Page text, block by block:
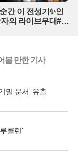
간 이 전성기✨인
의 라이브무대#백
볼 만한 기사
밀 문서' 유출
클린'